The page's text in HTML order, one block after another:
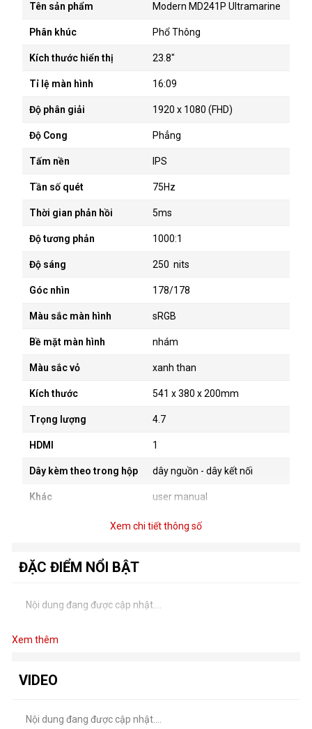
Tên sản phẩm Modern MD241P Ultramarine
Phân khúc Phổ Thông
Kích thước hiển thị 23.8"
Tỉ lệ màn hình 16:09
Độ phân giải 1920 x 1080 (FHD)
Độ Cong Phẳng
Tấm nền IPS
Tần số quét 75Hz
Thời gian phản hồi 5ms
Độ tương phản 1000:1
Độ sáng 250 nits
Góc nhìn 178/178
Màu sắc màn hình sRGB
Bề mặt màn hình nhám
Màu sắc vỏ xanh than
Kích thước 541 x 380 x 200mm
Trọng lượng 4.7
HDMI 1
Dây kèm theo trong hộp dây nguồn - dây kết nối
Khác user manual
Xem chi tiết thông số
ĐẶC ĐIỂM NỔI BẬT
Nội dung đang được cập nhật....
Xem thêm
VIDEO
Nội dung đang được cập nhật....